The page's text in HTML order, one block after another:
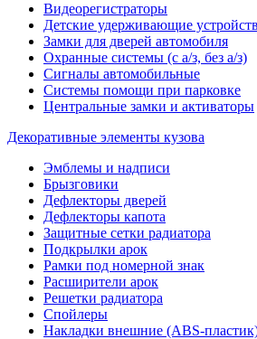
Видеорегистраторы
Детские удерживающие
Замки для дверей автомобиля
Охранные системы (с а/з, без а/з)
Сигналы автомобильные
Системы помощи при парковке
Центральные замки и активаторы
Декоративные элементы кузова
Эмблемы и надписи
Брызговики
Дефлекторы дверей
Дефлекторы капота
Защитные сетки радиатора
Подкрылки арок
Рамки под номерной знак
Расширители арок
Решетки радиатора
Спойлеры
Накладки внешние (ABS-